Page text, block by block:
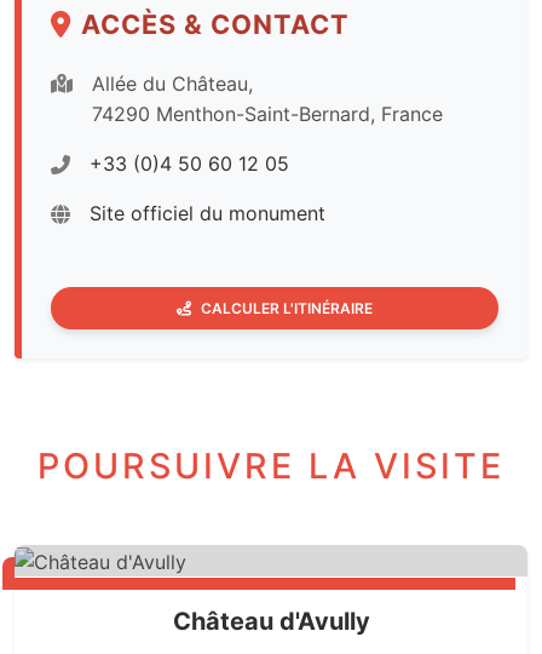
ACCÈS & CONTACT
Allée du Château,
74290 Menthon-Saint-Bernard, France
+33 (0)4 50 60 12 05
Site officiel du monument
CALCULER L'ITINÉRAIRE
POURSUIVRE LA VISITE
Château d'Avully